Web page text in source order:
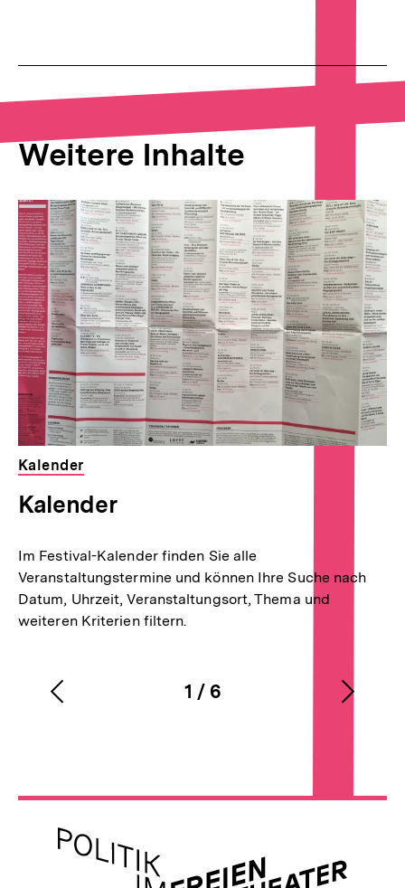
Weitere Inhalte
Inhaltskarousell
für
weitere
Inhalte
Inhaltskarussell
überspringen
Kalender
Kalender
Im Festival-Kalender finden Sie alle
Veranstaltungstermine und können Ihre Suche nach
Datum, Uhrzeit, Veranstaltungsort, Thema und
weiteren Kriterien filtern.
Karussellinhalt
1
von
/ 6
Vorherigen
Meta-